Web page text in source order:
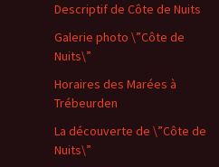
Descriptif de Côte de Nuits
Galerie photo \”Côte de
Nuits\”
Horaires des Marées à
Trébeurden
La découverte de \”Côte de
Nuits\”